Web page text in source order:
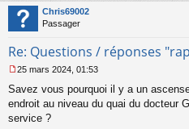
n
l
u
Chris69002
Passager
Re: Questions / réponses
e
s
s
25 mars 2024, 01:53
Savez vous pourquoi il y a un
endroit au niveau du quai du docteur
service ?